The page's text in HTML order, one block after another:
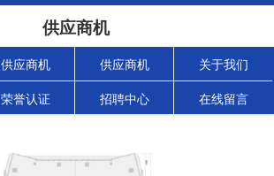
供应商机
供应商机 供应商机 关于我们
荣誉认证 招聘中心 在线留言